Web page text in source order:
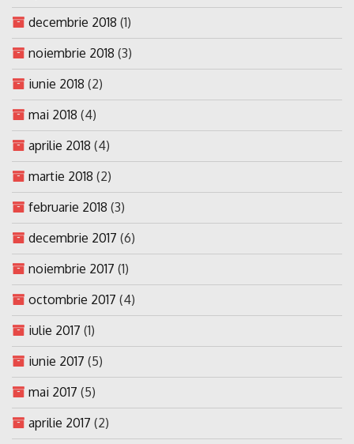
decembrie 2018 (1)
noiembrie 2018 (3)
iunie 2018 (2)
mai 2018 (4)
aprilie 2018 (4)
martie 2018 (2)
februarie 2018 (3)
decembrie 2017 (6)
noiembrie 2017 (1)
octombrie 2017 (4)
iulie 2017 (1)
iunie 2017 (5)
mai 2017 (5)
aprilie 2017 (2)